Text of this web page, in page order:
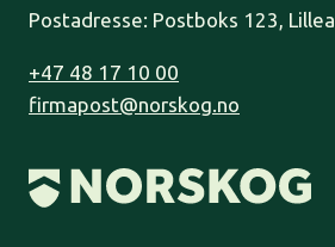
Postadresse: Postboks 123,
+47 48 17 10 00
firmapost@norskog.no